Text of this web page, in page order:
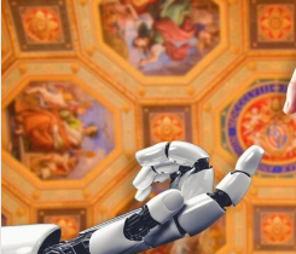
ل
ا
ی
م
ی
ل